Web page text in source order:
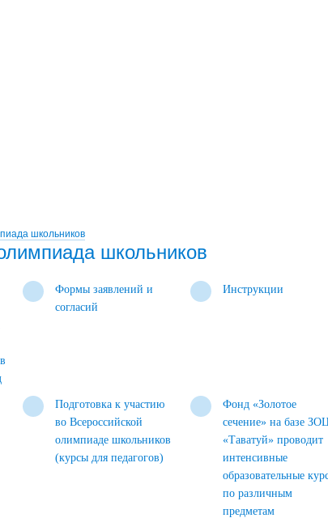
школьников
школьников
Формы заявлений и
согласий
Инструкции
Подготовка к участию
во Всероссийской
олимпиаде школьников
(курсы для педагогов)
Фонд «Золотое
сечение» на базе
«Таватуй» проводит
интенсивные
образовательные
по различным
предметам